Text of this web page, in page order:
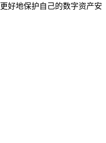
好地保护自己的数字资产安